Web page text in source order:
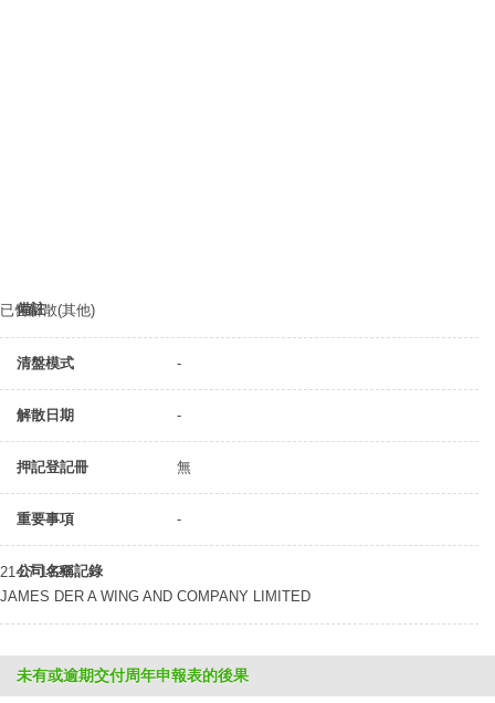
備註
已告解散(其他)
清盤模式 -
解散日期 -
押記登記冊 無
重要事項 -
公司名稱記錄
21-07-1926
JAMES DER A WING AND COMPANY LIMITED
未有或逾期交付周年申報表的後果